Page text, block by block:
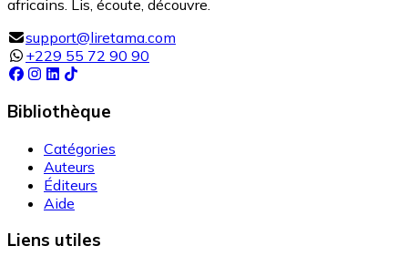
africains. Lis, écoute, découvre.
support@liretama.com
+229 55 72 90 90
Bibliothèque
Catégories
Auteurs
Éditeurs
Aide
Liens utiles